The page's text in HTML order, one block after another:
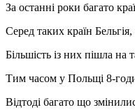
За останні роки багато
Серед таких країн
Більшість із них пішла на
Тим часом у Польщі 8-
Відтоді багато що